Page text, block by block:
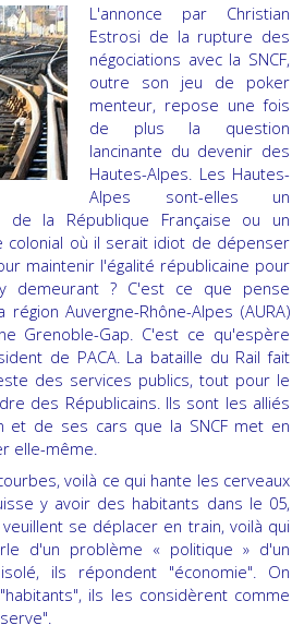
L'annonce par Christian
Estrosi de la rupture des
négociations avec la SNCF,
outre son jeu de poker
menteur, repose une fois
de plus la question
lancinante du devenir des
Hautes-Alpes. Les Hautes-
Alpes sont-elles un
la République Française ou un
où il serait idiot de dépenser
maintenir l'égalité républicaine pour
demeurant ? C'est ce que pense
Auvergne-Rhône-Alpes (AURA)
Grenoble-Gap. C'est ce qu'espère
de PACA. La bataille du Rail fait
des services publics, tout pour le
des Républicains. Ils sont les alliés
et de ses cars que la SNCF met en
elle-même.
voilà ce qui hante les cerveaux
y avoir des habitants dans le 05,
se déplacer en train, voilà qui
d'un problème « politique » d'un
ils répondent "économie". On
ils les considèrent comme